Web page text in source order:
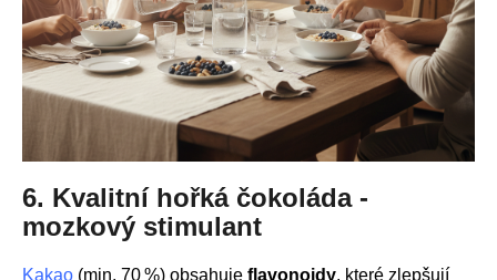
6. Kvalitní hořká čokoláda -
mozkový stimulant
Kakao (min. 70 %) obsahuje flavonoidy, které zlepšují